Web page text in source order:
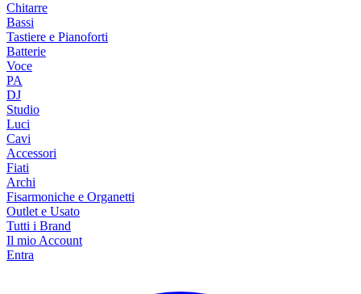
Chitarre
Bassi
Tastiere e Pianoforti
Batterie
Voce
PA
DJ
Studio
Luci
Cavi
Accessori
Fiati
Archi
Fisarmoniche e Organetti
Outlet e Usato
Tutti i Brand
Il mio Account
Entra